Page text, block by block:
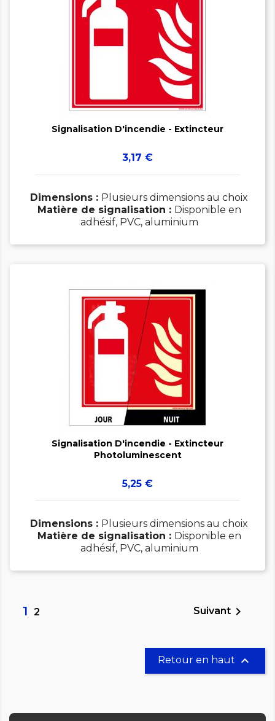

Signalisation D'incendie - Extincteur
Prix
3,17 €
Dimensions : Plusieurs dimensions au choix
Matière de signalisation : Disponible en
adhésif, PVC, aluminium

Signalisation D'incendie - Extincteur
Photoluminescent
Prix
5,25 €
Dimensions : Plusieurs dimensions au choix
Matière de signalisation : Disponible en
adhésif, PVC, aluminium
1 2 Suivant 
Retour en haut 